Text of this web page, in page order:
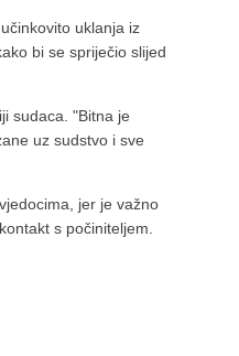
uklanja iz
bi se spriječio slijed
sudaca. "Bitna je
uz sudstvo i sve
jer je važno
s počiniteljem.